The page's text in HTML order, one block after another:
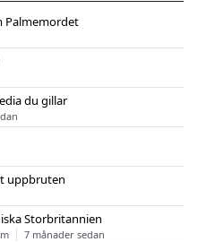
Palmemordet
du gillar
uppbruten
Storbritannien
7 månader sedan